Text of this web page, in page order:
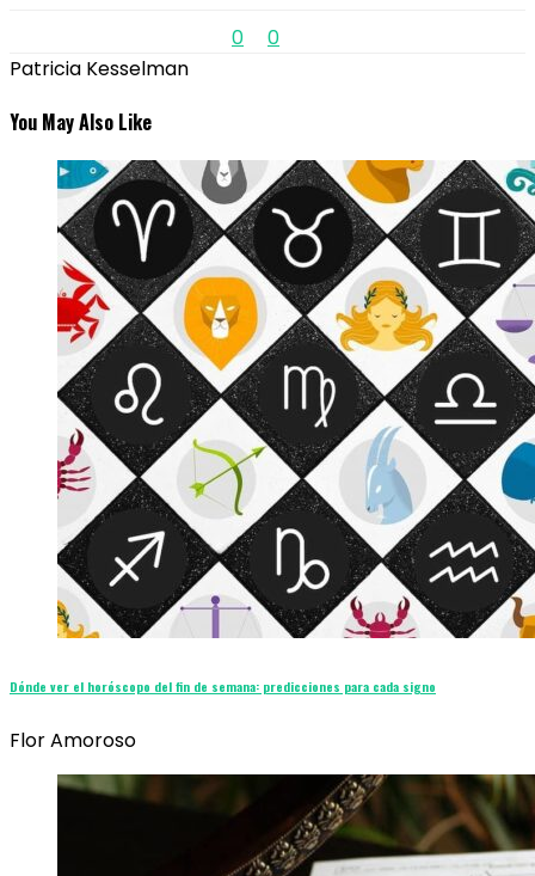
0
0
Patricia Kesselman
You May Also Like
Dónde ver el horóscopo del fin de semana: predicciones para cada signo
Flor Amoroso